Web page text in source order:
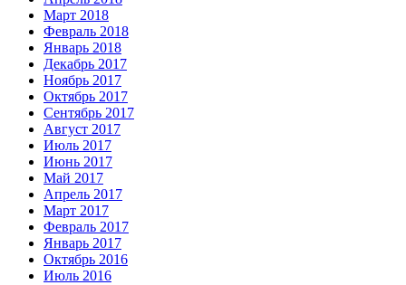
Март 2018
Февраль 2018
Январь 2018
Декабрь 2017
Ноябрь 2017
Октябрь 2017
Сентябрь 2017
Август 2017
Июль 2017
Июнь 2017
Май 2017
Апрель 2017
Март 2017
Февраль 2017
Январь 2017
Октябрь 2016
Июль 2016